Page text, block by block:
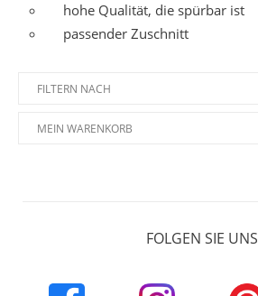
hohe Qualität, die spürbar ist
passender Zuschnitt
FILTERN NACH
MEIN WARENKORB
FOLGEN SIE UNS